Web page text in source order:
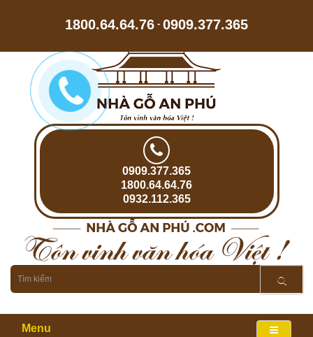
1800.64.64.76 - 0909.377.365
0909.377.365
1800.64.64.76
0932.112.365
Menu